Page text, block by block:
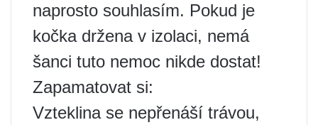
naprosto souhlasím. Pokud je
kočka držena v izolaci, nemá
šanci tuto nemoc nikde dostat!
Zapamatovat si:
Vzteklina se nepřenáší trávou,